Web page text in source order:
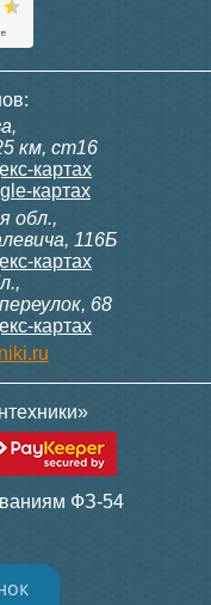
Style Line
Леон 120 Люкс
белая
17 390
Леон 120 3
км, ст16
картах
картах
обл.,
116Б
картах
68
картах
ФЗ-54